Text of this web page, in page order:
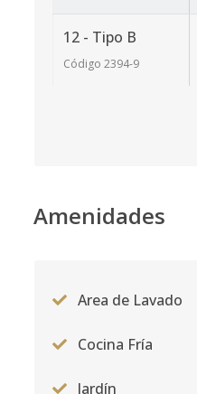
12 - Tipo B
Código 2394-9
Amenidades
Area de Lavado
Cocina Fría
Jardín